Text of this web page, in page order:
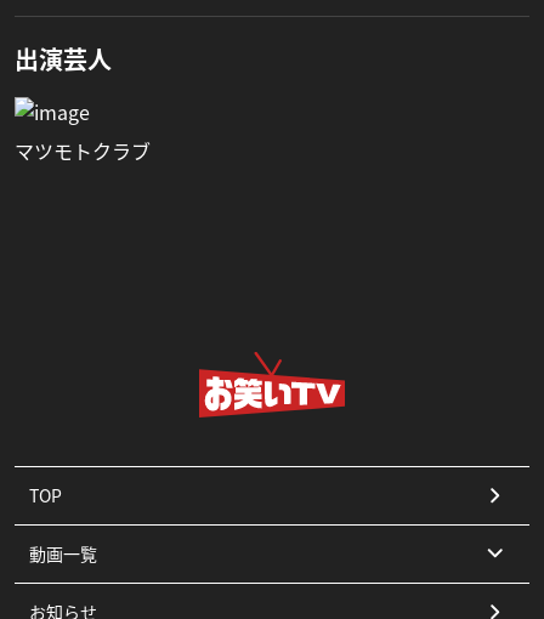
出演芸人
マツモトクラブ
TOP
動画一覧
コント
お知らせ